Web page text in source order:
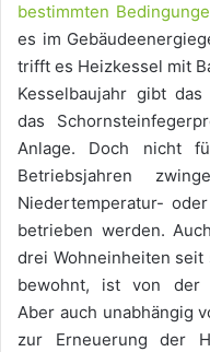
bestimmten
es im
trifft es Heizkessel mit
Kesselbaujahr gibt
das
Anlage. Doch nicht
Betriebsjahren
Niedertemperatur-
betrieben werden.
drei Wohneinheiten seit
bewohnt, ist von der
Aber auch unabhängig
zur Erneuerung der